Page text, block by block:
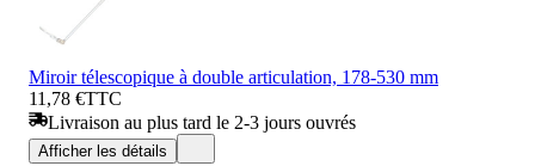
Miroir télescopique à double articulation, 178-530 mm
11,78 €TTC
Livraison au plus tard le 2-3 jours ouvrés
Afficher les détails